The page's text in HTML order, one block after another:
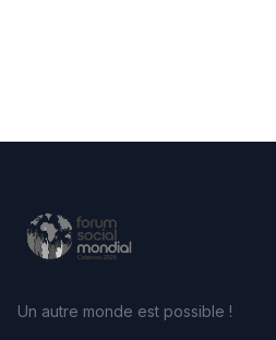
Un autre monde est possible !